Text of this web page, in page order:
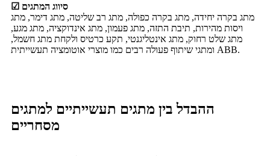
☑ סיווג המתגים
מתג בקרה יחידה, מתג בקרה כפולה, מתג רב שליטה, מתג דימר, מתג
ויסות מהירות, תיבת התזה, מתג פעמון, מתג אינדוקציה, מתג מגע,
מתג שלט רחוק, מתג אינטליגנטי, תקע כרטיס ולקחת מתג חשמל,
ומתגי שיתוף פעולה רבים כמו מוצרי אוטומציה תעשייתית ABB.
ההבדל בין מתגים תעשייתיים למתגים
מסחריים